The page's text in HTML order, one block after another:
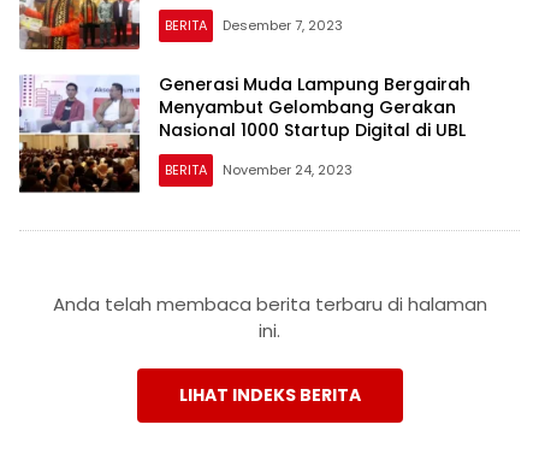
BERITA Desember 7, 2023
Generasi Muda Lampung Bergairah
Menyambut Gelombang Gerakan
Nasional 1000 Startup Digital di UBL
BERITA November 24, 2023
Anda telah membaca berita terbaru di halaman
ini.
LIHAT INDEKS BERITA